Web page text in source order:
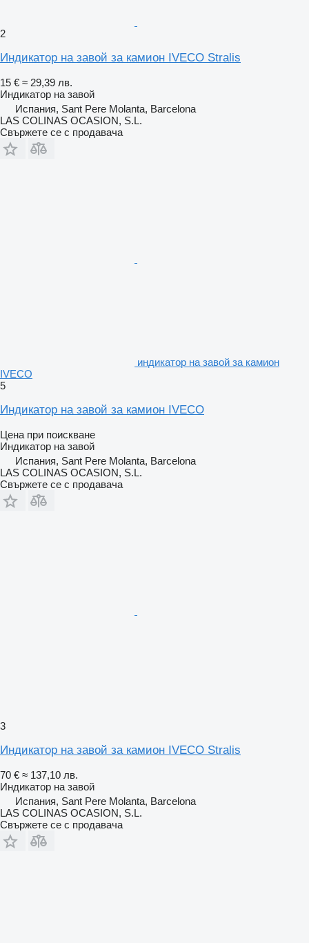
2
Индикатор на завой за камион IVECO Stralis
15 € ≈ 29,39 лв.
Индикатор на завой
Испания, Sant Pere Molanta, Barcelona
LAS COLINAS OCASION, S.L.
Свържете се с продавача
индикатор на завой за камион
IVECO
5
Индикатор на завой за камион IVECO
Цена при поискване
Индикатор на завой
Испания, Sant Pere Molanta, Barcelona
LAS COLINAS OCASION, S.L.
Свържете се с продавача
3
Индикатор на завой за камион IVECO Stralis
70 € ≈ 137,10 лв.
Индикатор на завой
Испания, Sant Pere Molanta, Barcelona
LAS COLINAS OCASION, S.L.
Свържете се с продавача